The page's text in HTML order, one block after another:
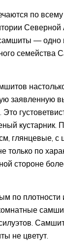
по
—
семейства
заявленную
глянцевые,
только по
стороне
по плотности
не цветут.